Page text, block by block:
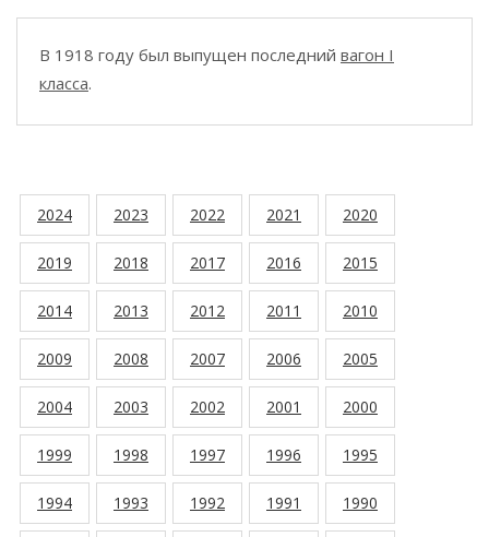
В 1918 году был выпущен последний вагон I
класса.
2024 2023 2022 2021 2020
2019 2018 2017 2016 2015
2014 2013 2012 2011 2010
2009 2008 2007 2006 2005
2004 2003 2002 2001 2000
1999 1998 1997 1996 1995
1994 1993 1992 1991 1990